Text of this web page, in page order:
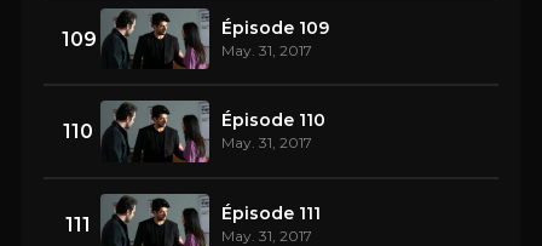
109 Épisode 109
May. 31, 2017
110 Épisode 110
May. 31, 2017
111 Épisode 111
May. 31, 2017